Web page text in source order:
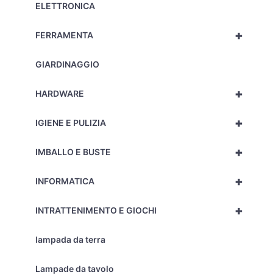
ELETTRONICA
+
FERRAMENTA
GIARDINAGGIO
+
HARDWARE
+
IGIENE E PULIZIA
+
IMBALLO E BUSTE
+
INFORMATICA
+
INTRATTENIMENTO E GIOCHI
lampada da terra
Lampade da tavolo